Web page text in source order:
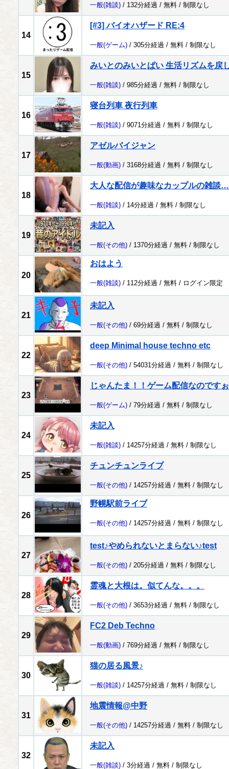
一般(雑談) / 132分経過 / 無料 / 制限なし
14
[#3] バイオハザード RE:4
一般(ゲーム) / 305分経過 / 無料 / 制限なし
15
みいとのみいとぱい 生活リズムを戻
一般(雑談) / 985分経過 / 無料 / 制限なし
16
寝台列車 夜行列車
一般(雑談) / 9071分経過 / 無料 / 制限なし
17
アゼルバイジャン
一般(動画) / 3168分経過 / 無料 / 制限なし
18
大人な配信が趣味なカップルの雑談…
一般(雑談) / 14分経過 / 無料 / 制限なし
19
未記入
一般(その他) / 1370分経過 / 無料 / 制限なし
20
おはよう
一般(雑談) / 112分経過 / 無料 / ログイン限定
21
未記入
一般(その他) / 69分経過 / 無料 / 制限なし
22
deep Minimal house techno etc
一般(その他) / 54031分経過 / 無料 / 制限なし
23
じゃんたま！！ゲーム配信なのです
一般(ゲーム) / 79分経過 / 無料 / 制限なし
24
未記入
一般(雑談) / 14257分経過 / 無料 / 制限なし
25
チュンチュンライブ
一般(その他) / 14257分経過 / 無料 / 制限なし
26
野幌駅前ライブ
一般(その他) / 14257分経過 / 無料 / 制限なし
27
test♪やめられないとまらない♪test
一般(その他) / 205分経過 / 無料 / 制限なし
28
霊魂と大根は。似てんな。。。
一般(その他) / 3653分経過 / 無料 / 制限なし
29
FC2 Deb Techno
一般(動画) / 769分経過 / 無料 / 制限なし
30
猫の居る風景♪
一般(雑談) / 14257分経過 / 無料 / 制限なし
31
地震情報@中野
一般(その他) / 14257分経過 / 無料 / 制限なし
32
未記入
一般(雑談) / 3分経過 / 無料 / 制限なし